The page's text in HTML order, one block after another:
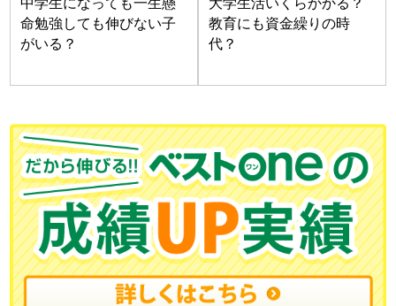
命勉強しても伸びない子
がいる？
教育にも資金繰りの時
代？